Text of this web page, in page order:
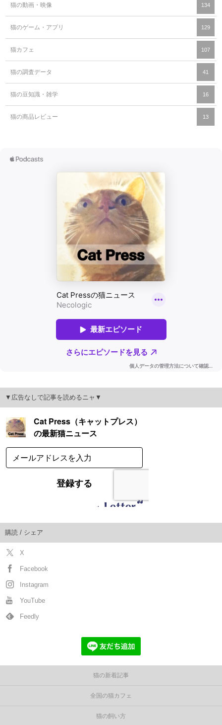
猫の動画・映像 134
猫のゲーム・アプリ 129
猫カフェ 107
猫の調査データ 41
猫の豆知識・雑学 16
猫の商品レビュー 13
▼広告なしで記事を読めるニャ▼
購読 / シェア
X
Facebook
Instagram
YouTube
Feedly
猫の新着記事
全国の猫カフェ
猫の飼い方